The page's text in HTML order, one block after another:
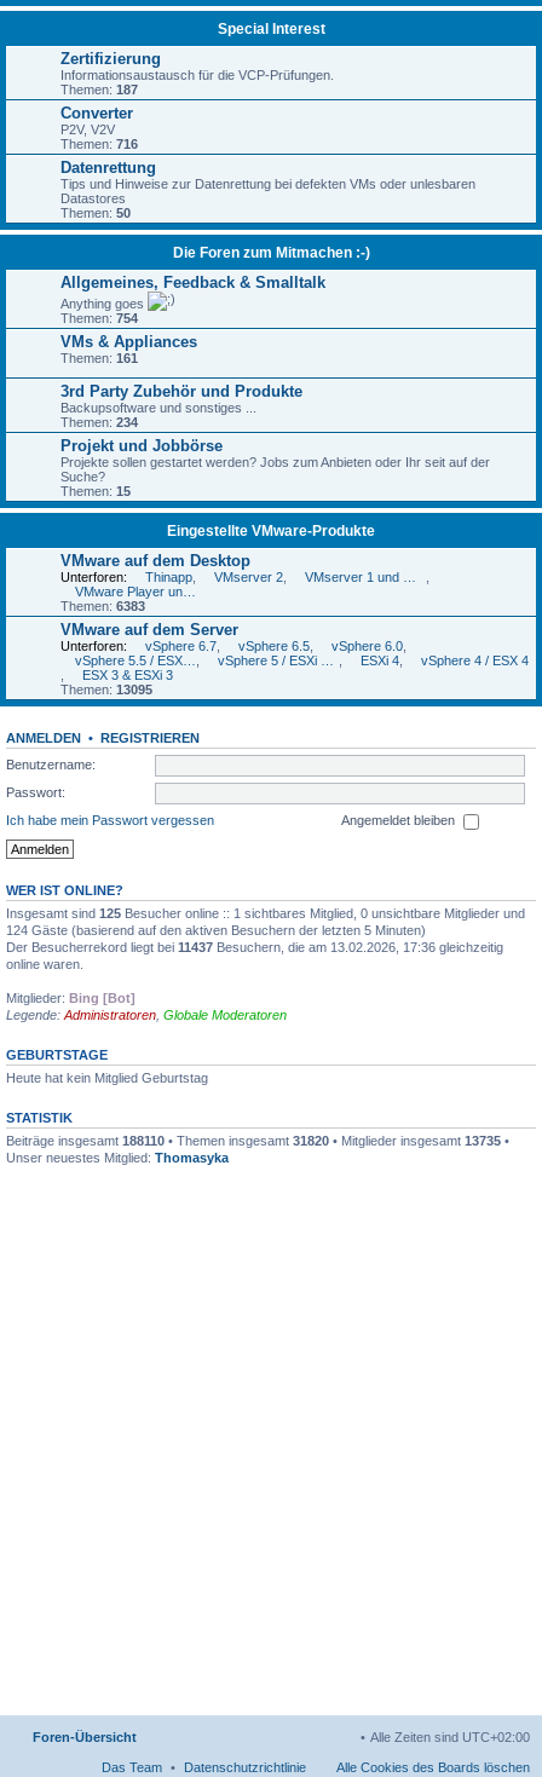
Special Interest
Zertifizierung
Informationsaustausch für die VCP-Prüfungen.
Themen: 187
Converter
P2V, V2V
Themen: 716
Datenrettung
Tips und Hinweise zur Datenrettung bei defekten VMs oder unlesbaren
Datastores
Themen: 50
Die Foren zum Mitmachen :-)
Allgemeines, Feedback & Smalltalk
Anything goes
Themen: 754
VMs & Appliances
Themen: 161
3rd Party Zubehör und Produkte
Backupsoftware und sonstiges ...
Themen: 234
Projekt und Jobbörse
Projekte sollen gestartet werden? Jobs zum Anbieten oder Ihr seit auf der
Suche?
Themen: 15
Eingestellte VMware-Produkte
VMware auf dem Desktop
Unterforen: Thinapp VMserver 2
Themen: 6383
VMware auf dem Server
Unterforen: vSphere 6.7 vSphere 6.5 vSphere 6.0
ESXi 4
vSphere 4 / ESX 4
ESX 3 & ESXi 3
Themen: 13095
ANMELDEN • REGISTRIEREN
Benutzername:
Passwort:
Ich habe mein Passwort vergessen
Angemeldet bleiben
WER IST ONLINE?
Insgesamt sind 125 Besucher online :: 1 sichtbares Mitglied, 0 unsichtbare Mitglieder und
124 Gäste (basierend auf den aktiven Besuchern der letzten 5 Minuten)
Der Besucherrekord liegt bei 11437 Besuchern, die am 13.02.2026, 17:36 gleichzeitig
online waren.
Mitglieder: Bing [Bot]
Legende: Administratoren Globale Moderatoren
GEBURTSTAGE
Heute hat kein Mitglied Geburtstag
STATISTIK
Beiträge insgesamt 188110 • Themen insgesamt 31820 • Mitglieder insgesamt 13735 •
Unser neuestes Mitglied: Thomasyka
Foren-Übersicht Alle Zeiten sind UTC+02:00
Alle Cookies des Boards löschen
Datenschutzrichtlinie
Das Team